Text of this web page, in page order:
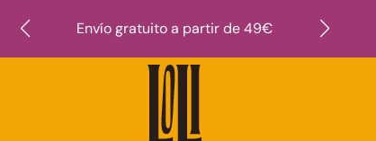
Envío gratuito a partir de 49€